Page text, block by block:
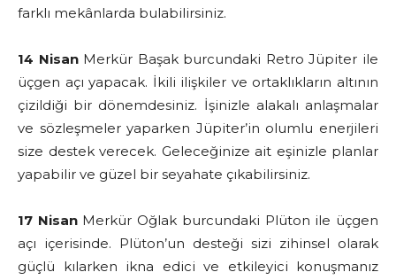
farklı mekânlarda bulabilirsiniz.
14 NisanMerkür Başak burcundaki Retro Jüpiter ile
üçgen açı yapacak. İkili ilişkiler ve ortaklıkların altının
çizildiği bir dönemdesiniz. İşinizle alakalı anlaşmalar
ve sözleşmeler yaparken Jüpiter’in olumlu enerjileri
size destek verecek. Geleceğinize ait eşinizle planlar
yapabilir ve güzel bir seyahate çıkabilirsiniz.
17 NisanMerkür Oğlak burcundaki Plüton ile üçgen
açı içerisinde. Plüton’un desteği sizi zihinsel olarak
güçlü kılarken ikna edici ve etkileyici konuşmanız